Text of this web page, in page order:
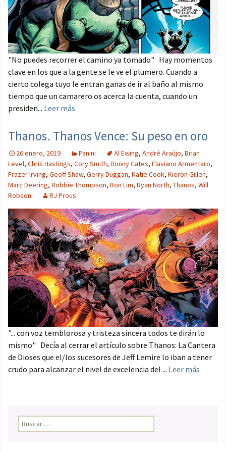
"No puedes recorrer el camino ya tomado" Hay momentos
clave en los que a la gente se le ve el plumero. Cuando a
cierto colega tuyo le entran ganas de ir al baño al mismo
tiempo que un camarero os acerca la cuenta, cuando un
presiden... Leer más
Thanos. Thanos Vence: Su peso en oro
26 enero, 2019 Panini Al Ewing, André Araújo, Brian
Level, Chris Hastings, Cory Smith, Donny Cates, Flaviano Armentaro,
Frazer Irving, Geoff Shaw, Gerry Duggan, Katie Cook, Kieron Gillen,
Marc Deering, Robbie Thompson, Ron Lim, Ryan North, Thanos, Will
Robson
RJ Prous
"... con voz temblorosa y tristeza sincera todos te dirán lo
mismo" Decía al cerrar el artículo sobre Thanos: La Cantera
de Dioses que el/los sucesores de Jeff Lemire lo iban a tener
crudo para alcanzar el nivel de excelencia del ... Leer más
Buscar: